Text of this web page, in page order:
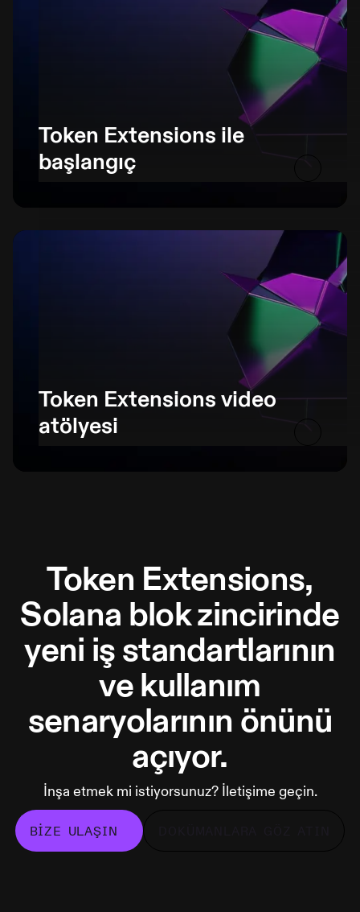
Token Extensions ile
başlangıç
Token Extensions video
atölyesi
Token Extensions,
Solana blok zincirinde
yeni iş standartlarının
ve kullanım
senaryolarının önünü
açıyor.
İnşa etmek mi istiyorsunuz? İletişime geçin.
BIZE ULAŞIN